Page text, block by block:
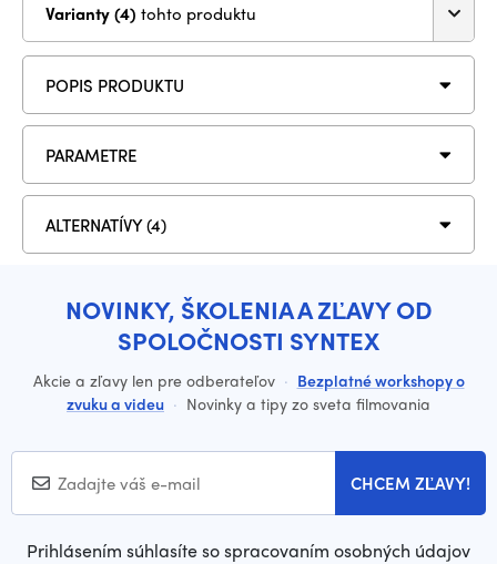
Varianty (4) tohto produktu
POPIS PRODUKTU
PARAMETRE
ALTERNATÍVY (4)
NOVINKY, ŠKOLENIA A ZĽAVY OD
SPOLOČNOSTI SYNTEX
Akcie a zľavy len pre odberateľov · Bezplatné workshopy o
zvuku a videu · Novinky a tipy zo sveta filmovania
CHCEM ZĽAVY!
Prihlásením súhlasíte so spracovaním osobných údajov